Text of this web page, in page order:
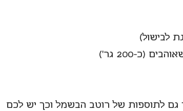
2 מכל דבר ממשיך גם לתוספות של רוטב הבשמל וכך יש לכם